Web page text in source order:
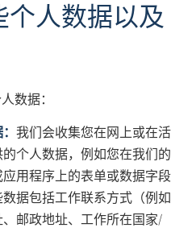
人数据以及
数据：
我们会收集您在网上或在活
个人数据，例如您在我们的
用程序上的表单或数据字段
据包括工作联系方式（例如
邮政地址、工作所在国家/